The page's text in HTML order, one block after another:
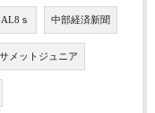
ｓ 中部経済新聞
メットジュニア